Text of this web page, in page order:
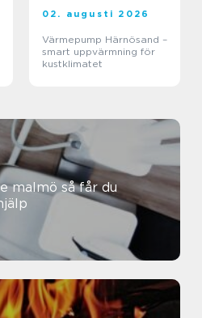
02. augusti 2026
Värmepump Härnösand –
smart uppvärmning för
kustklimatet
så får du